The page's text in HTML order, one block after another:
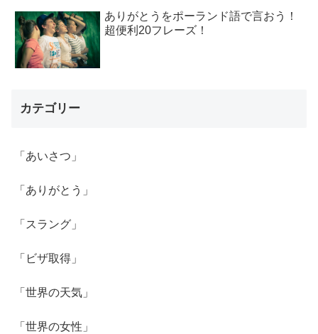
ありがとうをポーランド語で言おう！
超便利20フレーズ！
カテゴリー
「あいさつ」
「ありがとう」
「スラング」
「ビザ取得」
「世界の天気」
「世界の女性」